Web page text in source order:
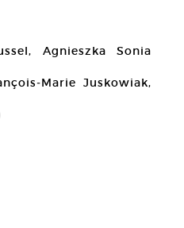
Agnieszka Sonia
Juskowiak,